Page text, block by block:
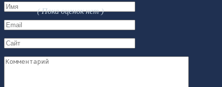
( Пока оценок нет )
Имя
*
Email
*
Сайт
Комментарий